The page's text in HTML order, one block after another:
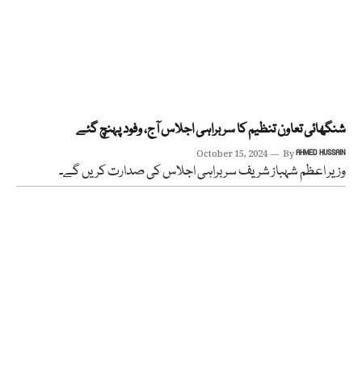
شنگھائی تعاون تنظیم کا سربراہی اجلاس آج، وفود پہنچ گئے
October 15, 2024 ByAHMED HUSSAIN
وزیر اعظم شہباز شریف سربراہی اجلاس کی صدارت کریں گے۔